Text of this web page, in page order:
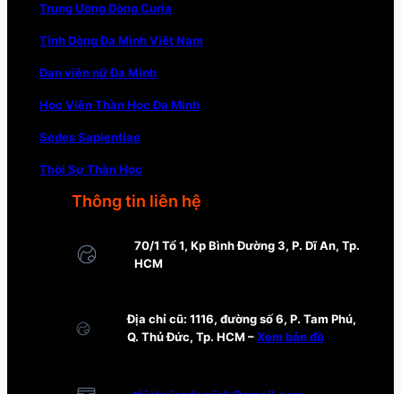
Trung Ương Dòng Curia
Tỉnh Dòng Đa Minh Việt Nam
Đan viện nữ Đa Minh
Học Viện Thần Học Đa Minh
Sedes Sapientiae
Thời Sự Thần Học
Thông tin liên hệ
70/1 Tổ 1, Kp Bình Đường 3, P. Dĩ An, Tp.
HCM
Địa chỉ cũ: 1116, đường số 6, P. Tam Phú,
Q. Thủ Đức, Tp. HCM –Xem bản đồ